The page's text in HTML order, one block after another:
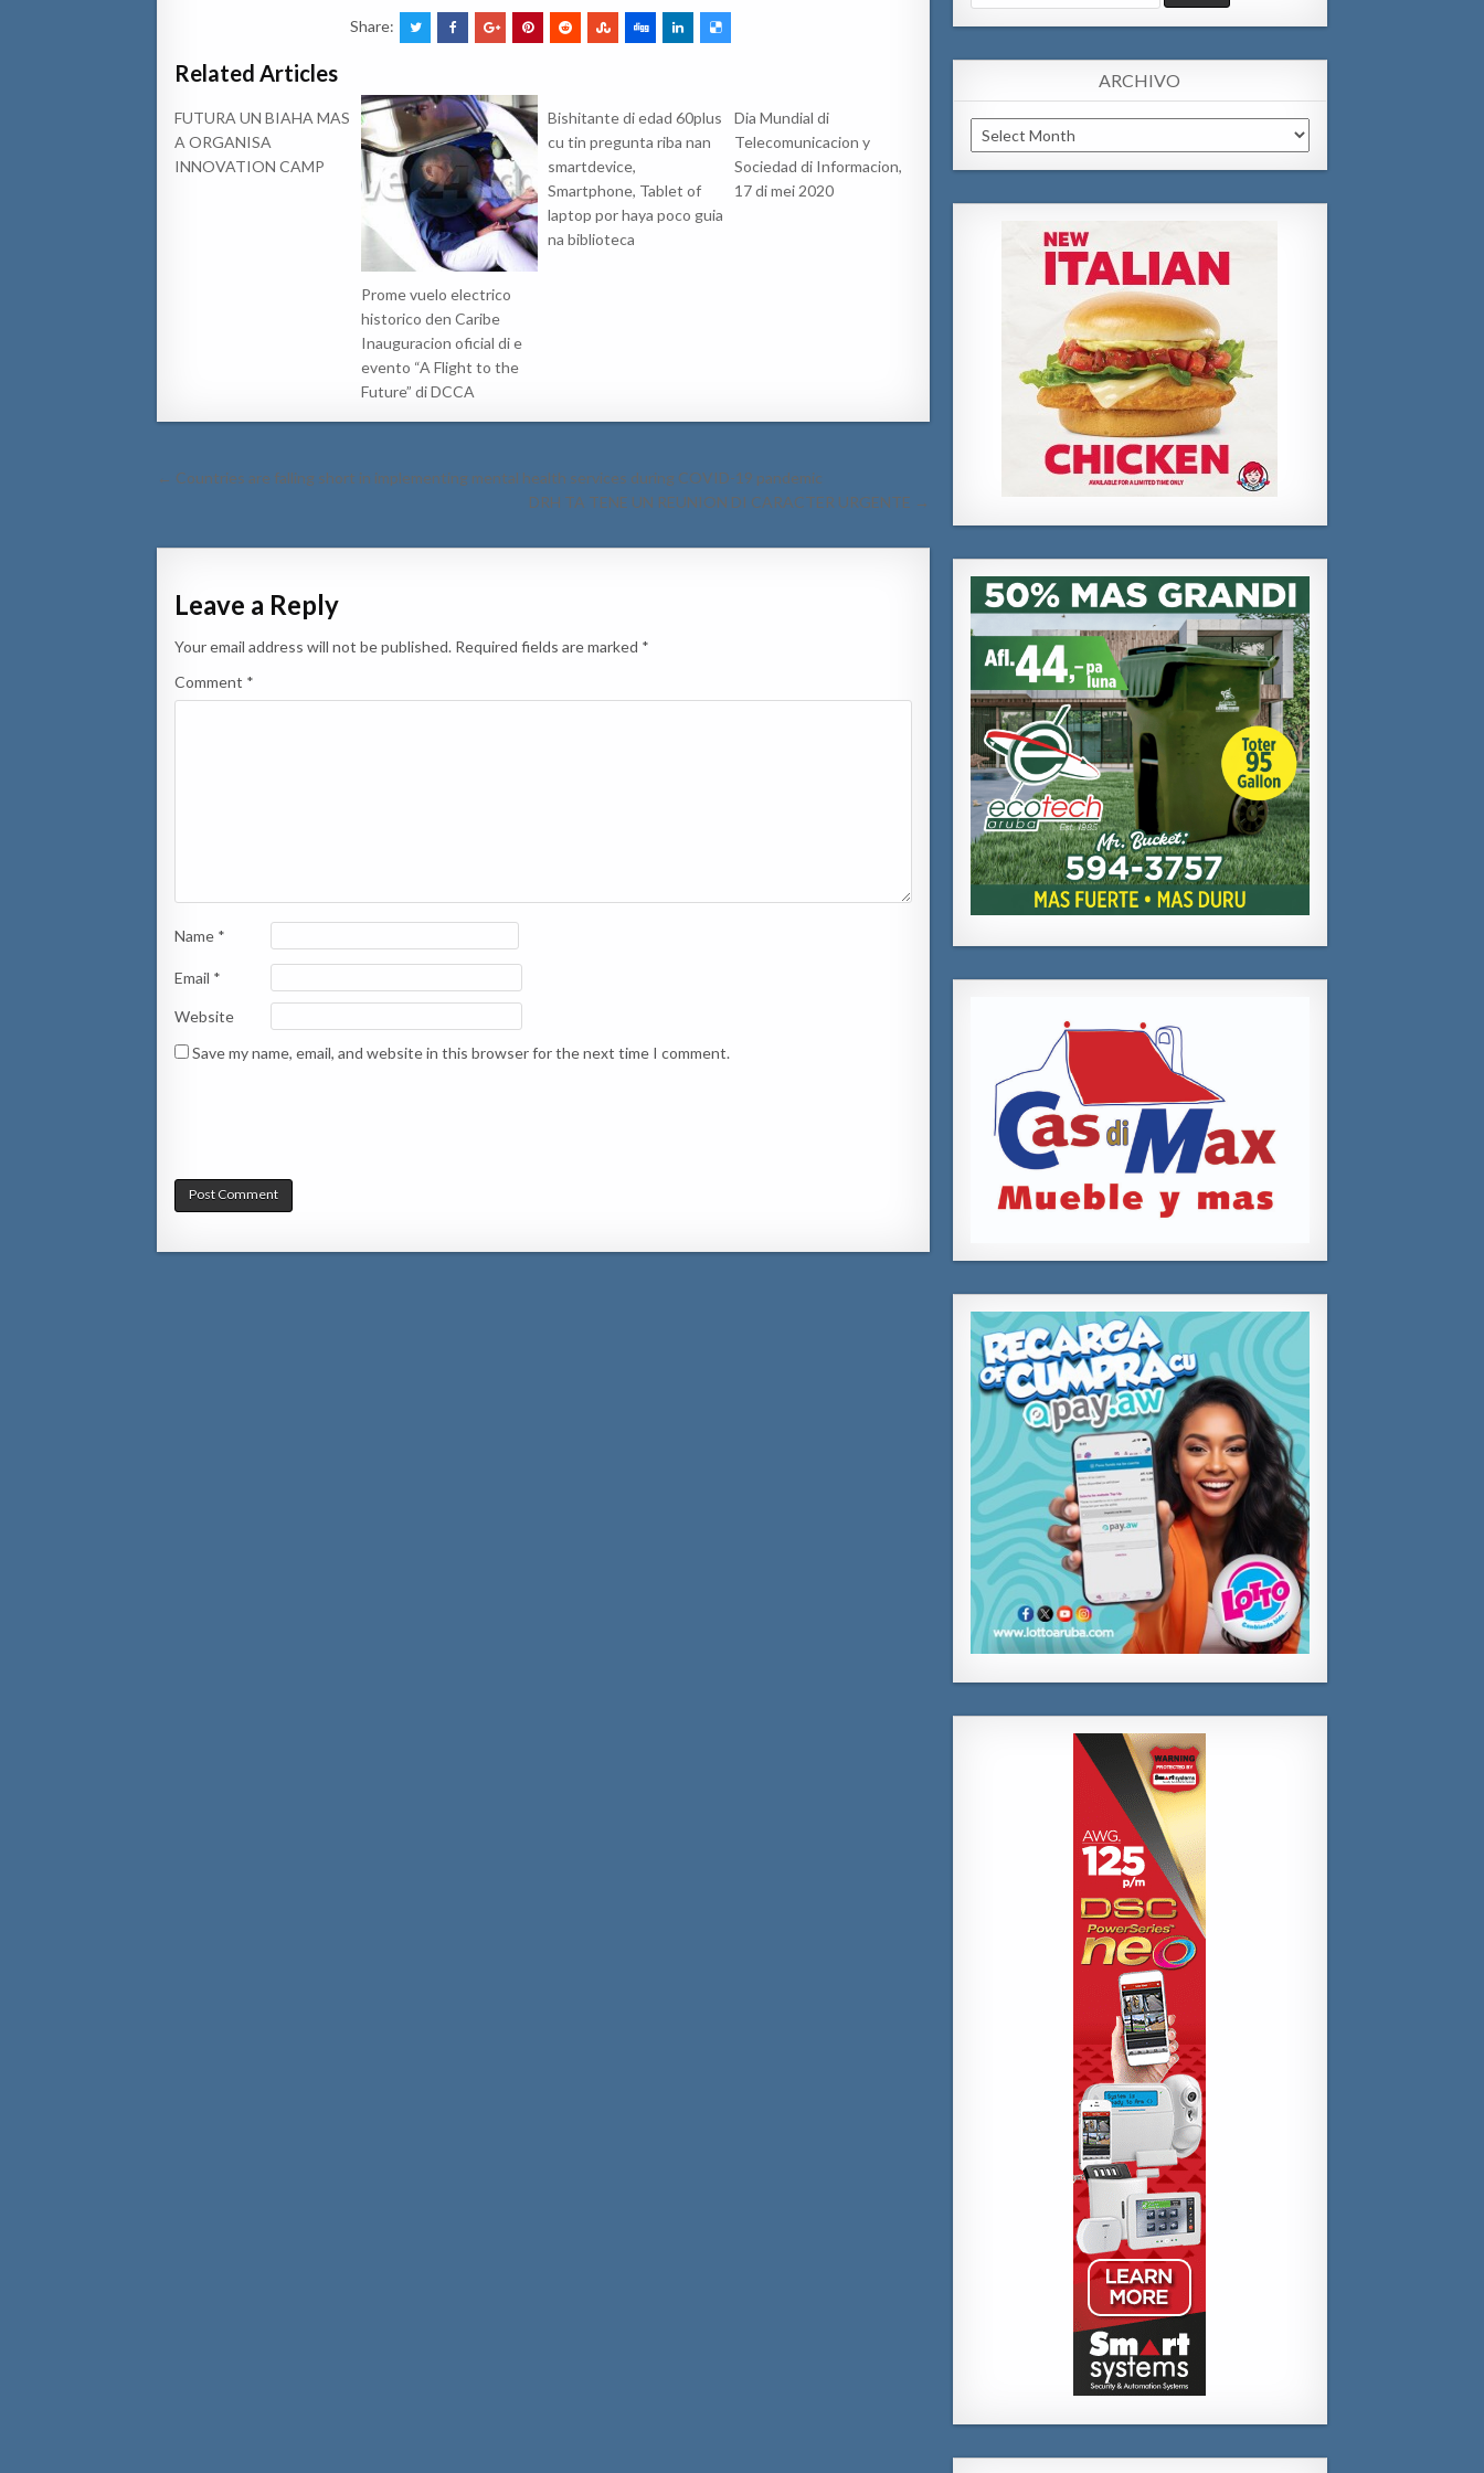
Share:
Related Articles
FUTURA UN BIAHA MAS
A ORGANISA
INNOVATION CAMP
Prome vuelo electrico
historico den Caribe
Inauguracion oficial di e
evento “A Flight to the
Future” di DCCA
Bishitante di edad 60plus
cu tin pregunta riba nan
smartdevice,
Smartphone, Tablet of
laptop por haya poco guia
na biblioteca
Dia Mundial di
Telecomunicacion y
Sociedad di Informacion,
17 di mei 2020
Post
← Countries are falling short in implementing mental health services during COVID-19 pandemic
DRH TA TENE UN REUNION DI CARACTER URGENTE →
Leave a Reply
Your email address will not be published. Required fields are marked *
Comment *
Name *
Email *
Website
Save my name, email, and website in this browser for the next time I comment.
for:
ARCHIVO
Archivo